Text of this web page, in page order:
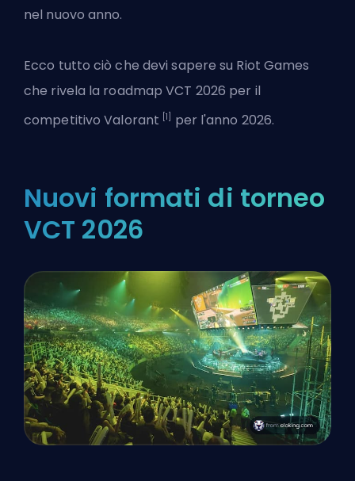
nel nuovo anno.
Ecco tutto ciò che devi sapere su Riot Games
che rivela la roadmap VCT 2026 per il
competitivoValorant [1] per l'anno 2026.
Nuovi formati di torneo
VCT 2026